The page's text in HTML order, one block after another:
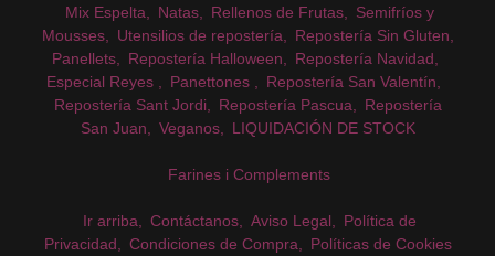
Mix Espelta
Natas Rellenos de Frutas
Semifríos y
Mousses
Utensilios de repostería
Repostería Sin Gluten
Panellets
Repostería Halloween
Repostería Navidad
Especial Reyes
Panettones
Repostería San Valentín
Repostería Sant Jordi
Repostería Pascua
Repostería
San Juan
Veganos LIQUIDACIÓN DE STOCK
Farines i Complements
Ir arriba Contáctanos Aviso Legal
Política de
Privacidad
Condiciones de Compra Políticas de Cookies